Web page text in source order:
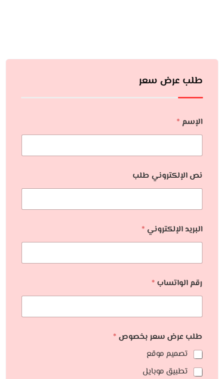
طلب عرض سعر
الإسم *
نص الإلكتروني طلب
البريد الإلكتروني *
رقم الواتساب *
طلب عرض سعر بخصوص *
تصميم موقع
تطبيق موبايل